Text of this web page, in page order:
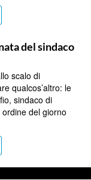
del sindaco
scalo di
qualcos’altro: le
sindaco di
del giorno